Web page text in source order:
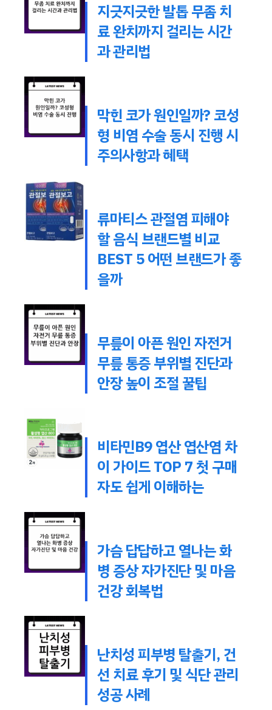
지긋지긋한 발톱 무좀 치
료 완치까지 걸리는 시간
과 관리법
막힌 코가 원인일까? 코성
형 비염 수술 동시 진행 시
주의사항과 혜택
류마티스 관절염 피해야
할 음식 브랜드별 비교
BEST 5 어떤 브랜드가 좋
을까
무릎이 아픈 원인 자전거
무릎 통증 부위별 진단과
안장 높이 조절 꿀팁
비타민B9 엽산 엽산염 차
이 가이드 TOP 7 첫 구매
자도 쉽게 이해하는
가슴 답답하고 열나는 화
병 증상 자가진단 및 마음
건강 회복법
난치성 피부병 탈출기, 건
선 치료 후기 및 식단 관리
성공 사례